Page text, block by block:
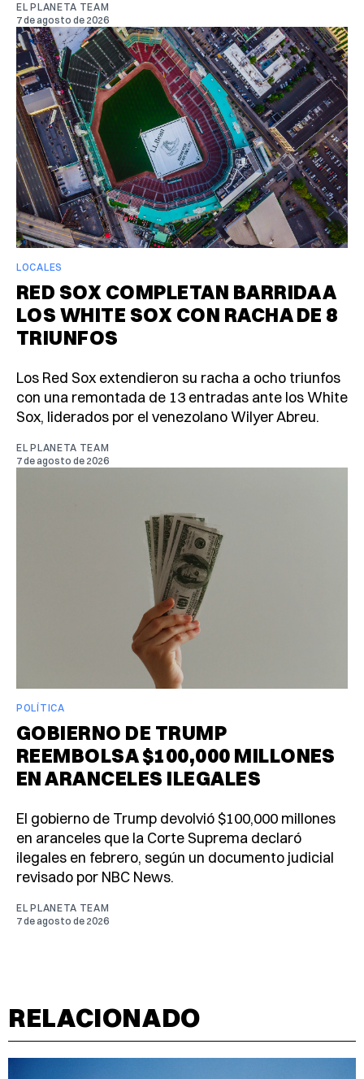
EL PLANETA TEAM
7 de agosto de 2026
LOCALES
RED SOX COMPLETAN BARRIDA A
LOS WHITE SOX CON RACHA DE 8
TRIUNFOS
Los Red Sox extendieron su racha a ocho triunfos
con una remontada de 13 entradas ante los White
Sox, liderados por el venezolano Wilyer Abreu.
EL PLANETA TEAM
7 de agosto de 2026
POLÍTICA
GOBIERNO DE TRUMP
REEMBOLSA $100,000 MILLONES
EN ARANCELES ILEGALES
El gobierno de Trump devolvió $100,000 millones
en aranceles que la Corte Suprema declaró
ilegales en febrero, según un documento judicial
revisado por NBC News.
EL PLANETA TEAM
7 de agosto de 2026
RELACIONADO